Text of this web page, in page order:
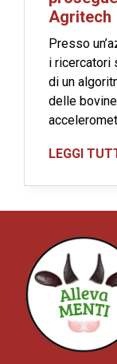
Agritech
Presso
i ricercatori
di un
delle
LEGGI